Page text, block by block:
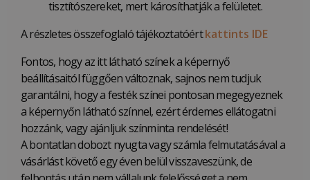
tisztítószereket, mert károsíthatják a felületet.
A részletes összefoglaló tájékoztatóértkattints IDE
Fontos, hogy az itt látható színek a képernyő
beállításaitól függően változnak, sajnos nem tudjuk
garantálni, hogy a festék színei pontosan megegyeznek
a képernyőn látható színnel, ezért érdemes ellátogatni
hozzánk, vagy ajánljuk színminta rendelését!
A bontatlan dobozt nyugta vagy számla felmutatásával a
vásárlást követő egy éven belül visszaveszünk, de